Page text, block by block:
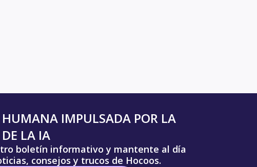
IMPULSADA POR LA
LA IA
boletín informativo y mantente al día
consejos y trucos de Hocoos.